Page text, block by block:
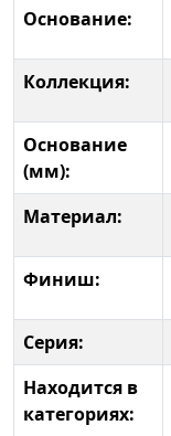
Основание:
Коллекция:
Основание
(мм):
Материал:
Финиш:
Серия:
Находится в
категориях: